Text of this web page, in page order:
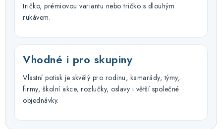
tričko, prémiovou variantu nebo tričko s dlouhým
rukávem.
Vhodné i pro skupiny
Vlastní potisk je skvělý pro rodinu, kamarády, týmy,
firmy, školní akce, rozlučky, oslavy i větší společné
objednávky.